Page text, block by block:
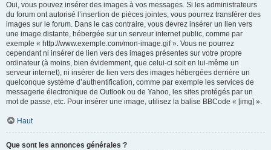
Oui, vous pouvez insérer des images à vos messages. Si les administrateurs
du forum ont autorisé l’insertion de pièces jointes, vous pourrez transférer des
images sur le forum. Dans le cas contraire, vous devrez insérer un lien vers
une image distante, hébergée sur un serveur internet public, comme par
exemple « http://www.exemple.com/mon-image.gif ». Vous ne pourrez
cependant ni insérer de lien vers des images présentes sur votre propre
ordinateur (à moins, bien évidemment, que celui-ci soit en lui-même un
serveur internet), ni insérer de lien vers des images hébergées derrière un
quelconque système d’authentification, comme par exemple les services de
messagerie électronique de Outlook ou de Yahoo, les sites protégés par un
mot de passe, etc. Pour insérer une image, utilisez la balise BBCode « [img] ».
Haut
Que sont les annonces générales ?